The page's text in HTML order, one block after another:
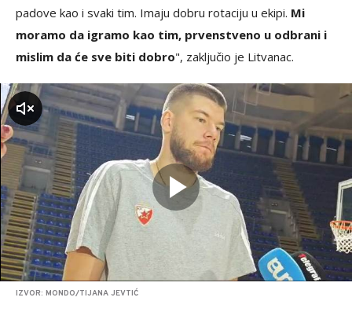
padove kao i svaki tim. Imaju dobru rotaciju u ekipi. Mi
moramo da igramo kao tim, prvenstveno u odbrani i
mislim da će sve biti dobro", zaključio je Litvanac.
IZVOR: MONDO/TIJANA JEVTIĆ